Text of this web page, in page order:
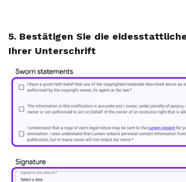
5. Bestätigen Sie die
Ihrer Unterschrift